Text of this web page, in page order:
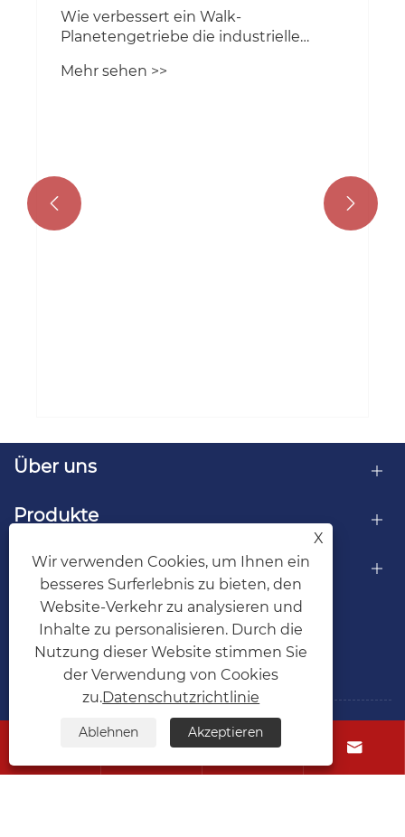
 
Über uns
Produkte
Kontaktiere uns
FOLGEN SIE UNS
Copyright © 2026 Ningbo CCMS Industrial Co., Ltd. Alle
LinksSitemapRSSXMLDatenschutzrichtlinie
 
X
Wir verwenden Cookies, um Ihnen ein
besseres Surferlebnis zu bieten, den
Website-Verkehr zu analysieren und
Inhalte zu personalisieren. Durch die
Nutzung dieser Website stimmen Sie
der Verwendung von Cookies
zu.Datenschutzrichtlinie
Ablehnen Akzeptieren